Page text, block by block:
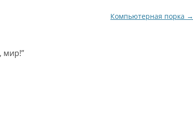
Компьютерная порка →
мир!”